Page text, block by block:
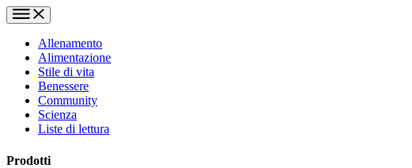
Allenamento
Alimentazione
Stile di vita
Benessere
Community
Scienza
Liste di lettura
Prodotti